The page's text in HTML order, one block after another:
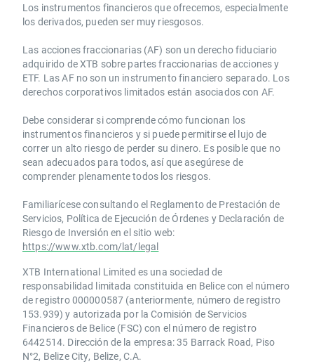
Los instrumentos financieros que ofrecemos, especialmente
los derivados, pueden ser muy riesgosos.
Las acciones fraccionarias (AF) son un derecho fiduciario
adquirido de XTB sobre partes fraccionarias de acciones y
ETF. Las AF no son un instrumento financiero separado. Los
derechos corporativos limitados están asociados con AF.
Debe considerar si comprende cómo funcionan los
instrumentos financieros y si puede permitirse el lujo de
correr un alto riesgo de perder su dinero. Es posible que no
sean adecuados para todos, así que asegúrese de
comprender plenamente todos los riesgos.
Familiarícese consultando el Reglamento de Prestación de
Servicios, Política de Ejecución de Órdenes y Declaración de
Riesgo de Inversión en el sitio web:
https://www.xtb.com/lat/legal
XTB International Limited es una sociedad de
responsabilidad limitada constituida en Belice con el número
de registro 000000587 (anteriormente, número de registro
153.939) y autorizada por la Comisión de Servicios
Financieros de Belice (FSC) con el número de registro
6442514. Dirección de la empresa: 35 Barrack Road, Piso
N°2, Belize City, Belize, C.A.